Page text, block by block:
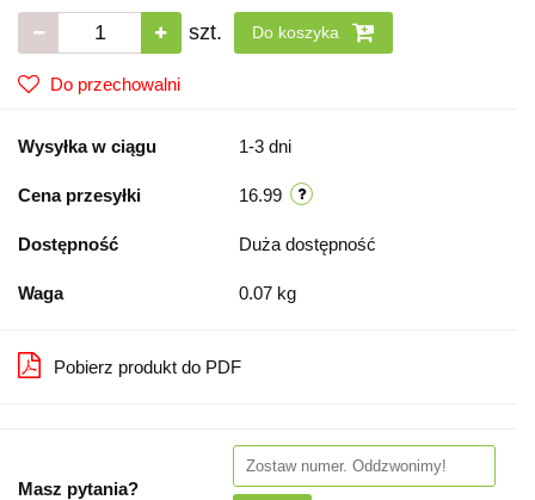
szt. Do koszyka
Do przechowalni
Wysyłka w ciągu 1-3 dni
Cena przesyłki 16.99
Dostępność Duża dostępność
Waga 0.07 kg
Pobierz produkt do PDF
Masz pytania?